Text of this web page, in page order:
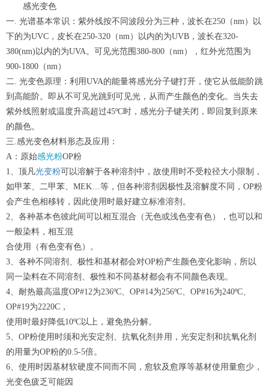
感光变色
一. 光谱基本常识：紫外线按不同波段分为三种，波长在250（nm）以
下的为UVC，皮长在250-320（nm）以内的为UVB，波长在320-
380(nm)以内的为UVA。可见光范围380-800（nm），红外光范围为
900-1800（nm）
二. 光变色原理：利用UVA的能量将感光分子键打开，使它从低能阶跳
到高能阶。即从不可见光跳到可见光，从而产生颜色的变化。当失去
紫外线照射或温度升高超过45ºC时，感光分子键关闭，即回复到原来
的颜色。
三.感光变色材料形态及应用：
A：原始感光粉OP粉
1、顶凡光变粉可以溶解于各种溶剂中，故使用时不受粒径大小限制，
如甲苯、二甲苯、MEK…等，但各种溶剂因极性及溶解度不同，OP粉
会产生色相移转，因此使用时最好建立标准溶剂。
2、各种基本色彼此间可以相互混合（无色或浅色变有色），也可以和
一般染料，相互混
合使用（有色变有色）。
3、各种不同溶剂、极性和基材都会对OP粉产生颜色变化影响，所以
同一染料在不同溶剂、极性和不同基材都会有不同颜色表现。
4、耐热最高温度OP#12为236ºC、OP#14为256ºC、OP#16为240ºC、
OP#19为2220C，
使用时最好降低10ºC以上，避免热分解。
5、OP粉使用时须和光安定剂、抗氧化剂并用，光安定剂和抗氧化剂
的用量为OP粉的0.5-5倍。
6、使用时因基材软硬度不同而不同，愈软及愈厚等基材使用量愈少，
光变色疲乏可能因